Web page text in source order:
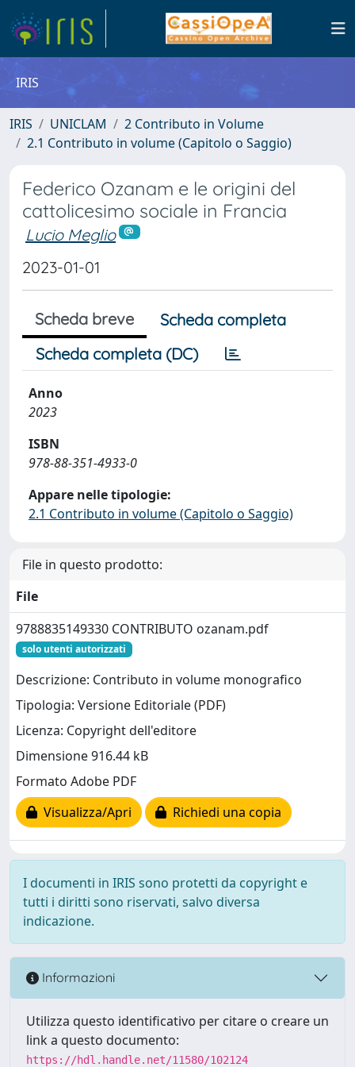
IRIS
IRIS UNICLAM
2 Contributo in Volume
2.1 Contributo in volume (Capitolo o Saggio)
Federico Ozanam e le origini del
cattolicesimo sociale in Francia
Lucio Meglio
2023-01-01
Scheda breve
Scheda completa
Scheda completa (DC)
Anno
2023
ISBN
978-88-351-4933-0
Appare nelle tipologie:
2.1 Contributo in volume (Capitolo o Saggio)
File in questo prodotto:
File
9788835149330 CONTRIBUTO ozanam.pdf
solo utenti autorizzati
Descrizione: Contributo in volume monografico
Tipologia: Versione Editoriale (PDF)
Licenza: Copyright dell'editore
Dimensione 916.44 kB
Formato Adobe PDF
Visualizza/Apri
Richiedi una copia
I documenti in IRIS sono protetti da copyright e
tutti i diritti sono riservati, salvo diversa
indicazione.
Informazioni
Utilizza questo identificativo per citare o creare un
link a questo documento:
https://hdl.handle.net/11580/102124